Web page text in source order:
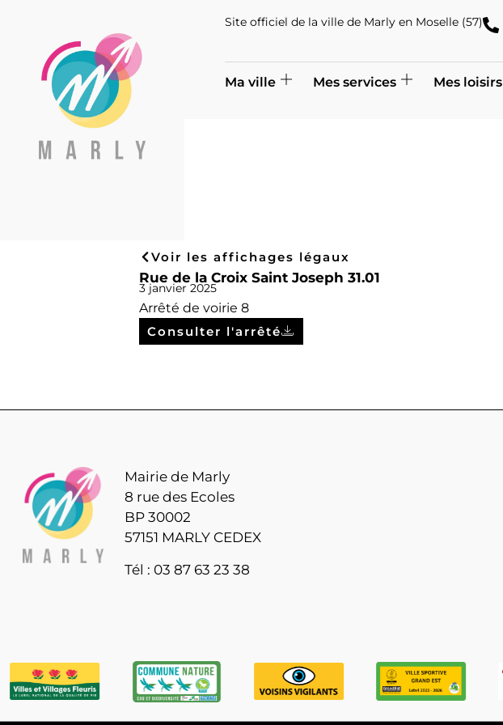
Site officiel de la ville de Marly en Moselle (57)
Ma ville Mes services Mes loisirs
Voir les affichages légaux
Rue de la Croix Saint Joseph 31.01
3 janvier 2025
Arrêté de voirie 8
Consulter l'arrêté
Mairie de Marly
8 rue des Ecoles
BP 30002
57151 MARLY CEDEX
Tél : 03 87 63 23 38